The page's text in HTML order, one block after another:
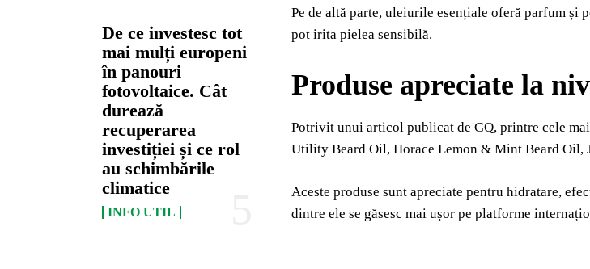
De ce investesc tot
mai mulți europeni
în panouri
fotovoltaice. Cât
durează
recuperarea
investiției și ce rol
au schimbările
climatice
INFO UTIL
Pe de altă parte, uleiurile esențiale oferă parfum și
pot irita pielea sensibilă.
Produse apreciate la
Potrivit unui articol publicat de GQ, printre cele
Utility Beard Oil, Horace Lemon & Mint Beard Oil,
Aceste produse sunt apreciate pentru hidratare,
dintre ele se găsesc mai ușor pe platforme